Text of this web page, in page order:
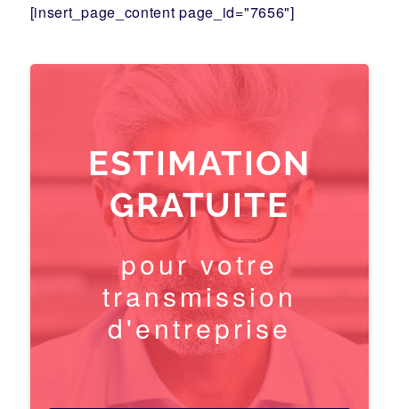
[insert_page_content page_id="7656"]
ESTIMATION
GRATUITE
pour votre
transmission
d'entreprise